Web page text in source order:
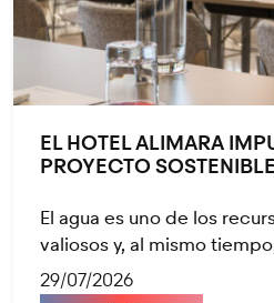
EL HOTEL ALIMARA
PROYECTO
El agua es uno de los
valiosos y, al mismo
29/07/2026